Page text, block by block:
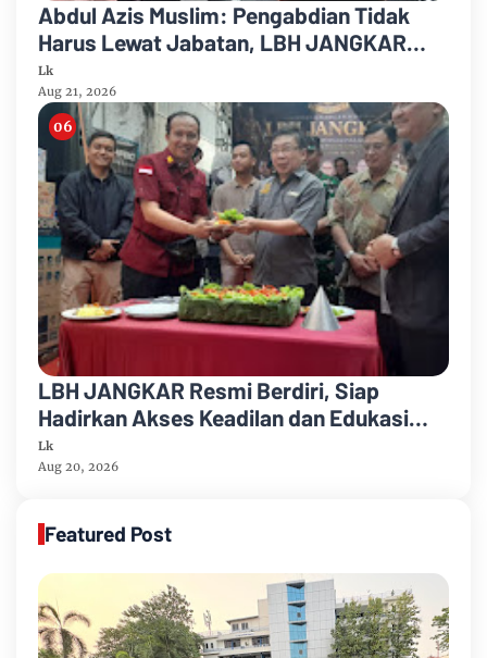
Abdul Azis Muslim: Pengabdian Tidak
Harus Lewat Jabatan, LBH JANGKAR
Jadi Jalan Mengabdi untuk Masyarakat
Lk
Aug 21, 2026
LBH JANGKAR Resmi Berdiri, Siap
Hadirkan Akses Keadilan dan Edukasi
Hukum bagi Masyarakat
Lk
Aug 20, 2026
Featured Post